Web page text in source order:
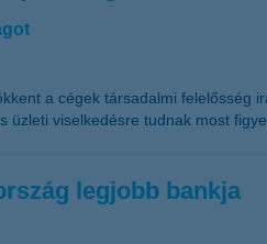
a cégek társadalmi felelősség
üzleti viselkedésre tudnak most
legjobb bankja